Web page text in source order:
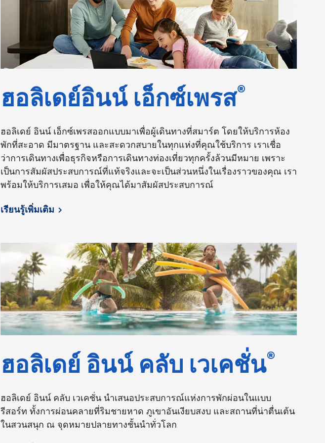
ฮอลิเดย์อินน์ เอ็กซ์เพรส®
ฮอลิเดย์ อินน์ เอ็กซ์เพรสออกแบบมาเพื่อผู้เดินทางที่สมาร์ต โดยให้บริการห้อง
พักที่สะอาด มีมาตรฐาน และสะดวกสบายในทุกแห่งที่คุณใช้บริการ เราเชื่อ
ว่าการเดินทางเพื่อธุรกิจหรือการเดินทางท่องเที่ยวทุกครั้งล้วนมีหมาย เพราะ
เป็นการสัมผัสประสบการณ์ที่แท้จริงและจะเป็นส่วนหนึ่งในเรื่องราวของคุณ เรา
พร้อมให้บริการเสมอ เพื่อให้คุณได้มาสัมผัสประสบการณ์
เรียนรู้เพิ่มเติม
ฮอลิเดย์ อินน์ คลับ เวเคชั่น®
ฮอลิเดย์ อินน์ คลับ เวเคชั่น นำเสนอประสบการณ์แห่งการพักผ่อนในแบบ
รีสอร์ท ทั้งการผ่อนคลายที่ริมชายหาด ภูเขาอันเงียบสงบ และสถานที่น่าตื่นเต้น
ในสวนสนุก ณ จุดหมายปลายทางชั้นนำทั่วโลก